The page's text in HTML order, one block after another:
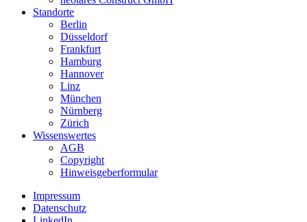
Standorte
Berlin
Düsseldorf
Frankfurt
Hamburg
Hannover
Linz
München
Nürnberg
Zürich
Wissenswertes
AGB
Copyright
Hinweisgeberformular
Impressum
Datenschutz